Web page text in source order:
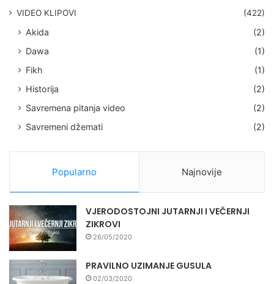
VIDEO KLIPOVI
(422)
Akida
(2)
Dawa
(1)
Fikh
(1)
Historija
(2)
Savremena pitanja video
(2)
Savremeni džemati
(2)
Popularno Najnovije
VJERODOSTOJNI JUTARNJI I VEČERNJI
ZIKROVI
26/05/2020
PRAVILNO UZIMANJE GUSULA
02/03/2020